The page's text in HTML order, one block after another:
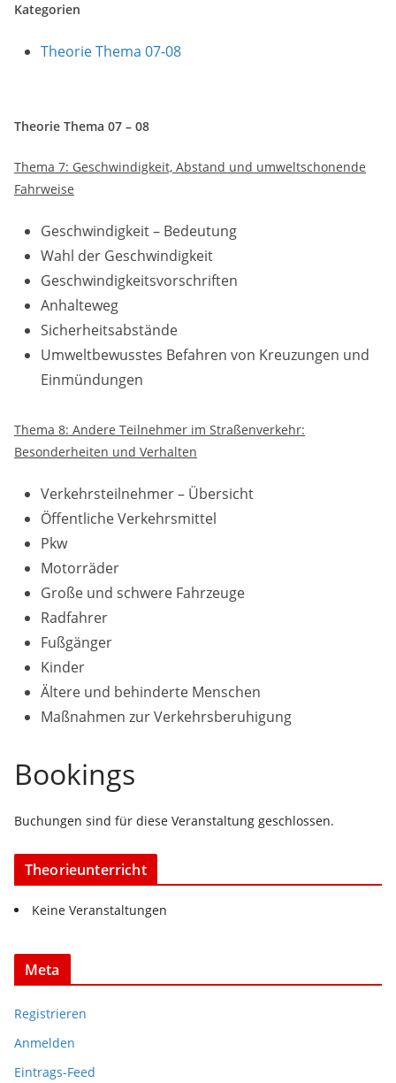
Kategorien
Theorie Thema 07-08
Theorie Thema 07 – 08
Thema 7: Geschwindigkeit, Abstand und umweltschonende
Fahrweise
Geschwindigkeit – Bedeutung
Wahl der Geschwindigkeit
Geschwindigkeitsvorschriften
Anhalteweg
Sicherheitsabstände
Umweltbewusstes Befahren von Kreuzungen und
Einmündungen
Thema 8: Andere Teilnehmer im Straßenverkehr:
Besonderheiten und Verhalten
Verkehrsteilnehmer – Übersicht
Öffentliche Verkehrsmittel
Pkw
Motorräder
Große und schwere Fahrzeuge
Radfahrer
Fußgänger
Kinder
Ältere und behinderte Menschen
Maßnahmen zur Verkehrsberuhigung
Bookings
Buchungen sind für diese Veranstaltung geschlossen.
Theorieunterricht
Keine Veranstaltungen
Meta
Registrieren
Anmelden
Eintrags-Feed